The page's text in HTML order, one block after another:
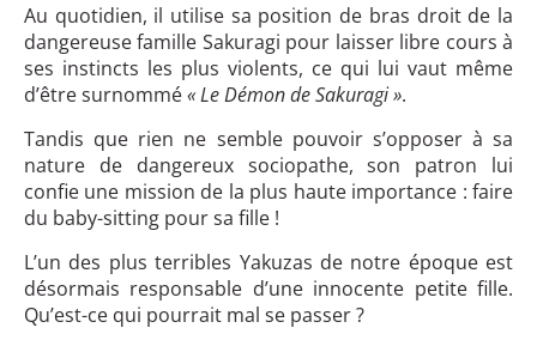
Au quotidien, il utilise sa position de bras droit de la
dangereuse famille Sakuragi pour laisser libre cours à
ses instincts les plus violents, ce qui lui vaut même
d’être surnommé« Le Démon de Sakuragi ».
Tandis que rien ne semble pouvoir s’opposer à sa
nature de dangereux sociopathe, son patron lui
confie une mission de la plus haute importance : faire
du baby-sitting pour sa fille !
L’un des plus terribles Yakuzas de notre époque est
désormais responsable d’une innocente petite fille.
Qu’est-ce qui pourrait mal se passer ?